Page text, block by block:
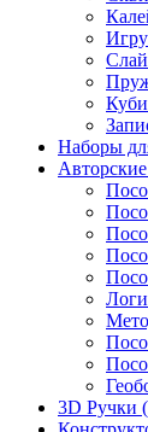
Наборы
3D Ручки